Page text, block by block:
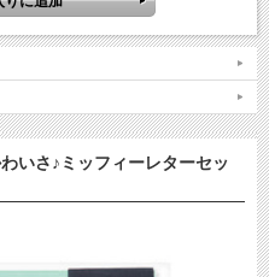
いさ♪ミッフィーレターセッ